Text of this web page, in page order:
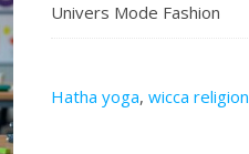
Univers Mode Fashion
Hatha yoga, wicca religion